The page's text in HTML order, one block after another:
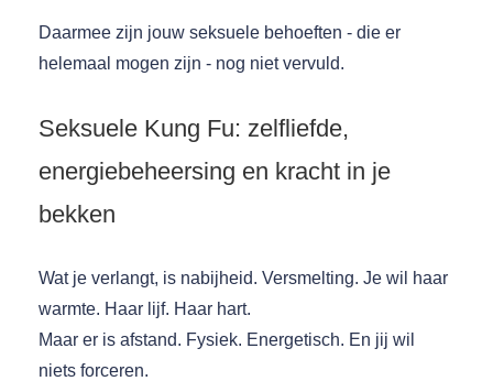
Daarmee zijn jouw seksuele behoeften - die er
helemaal mogen zijn - nog niet vervuld.
Seksuele Kung Fu: zelfliefde,
energiebeheersing en kracht in je
bekken
Wat je verlangt, is nabijheid. Versmelting. Je wil haar
warmte. Haar lijf. Haar hart.
Maar er is afstand. Fysiek. Energetisch. En jij wil
niets forceren.